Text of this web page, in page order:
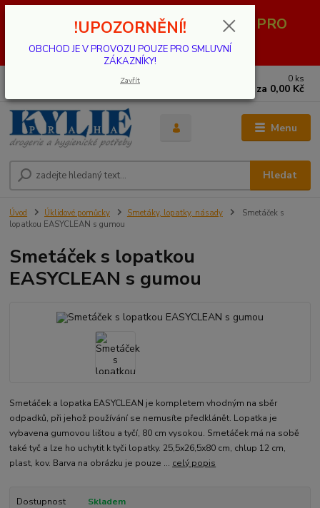
OBCHOD JE V PROVOZU POUZE PRO
SMLUVNÍ ZÁKAZNÍKY!
Menu
Hledat
0 ks
za 0,00 Kč
Úvod Úklidové pomůcky Smetáky, lopatky, násady
Smetáček s
lopatkou EASYCLEAN s gumou
Smetáček s lopatkou
EASYCLEAN s gumou
Smetáček a lopatka EASYCLEAN je kompletem vhodným na sběr
odpadků, při jehož používání se nemusíte předklánět. Lopatka je
vybavena gumovou lištou a tyčí, 80 cm vysokou. Smetáček má na sobě
také tyč a lze ho uchytit k tyči lopatky. 25,5x26,5x80 cm, chlup 12 cm,
plast, kov. Barva na obrázku je pouze ... celý popis
Dostupnost Skladem
!UPOZORNĚNÍ!
OBCHOD JE V PROVOZU POUZE PRO SMLUVNÍ
ZÁKAZNÍKY!
Zavřít